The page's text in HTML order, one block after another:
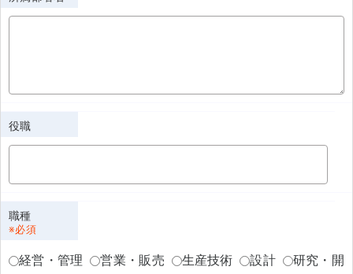
役職
職種
経営・管理 営業・販売 生産技術 設計
研究・開